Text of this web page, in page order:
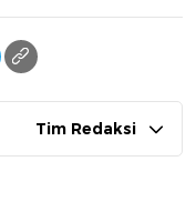
Tim Redaksi